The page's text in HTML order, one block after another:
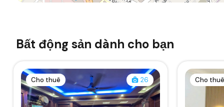
Bất động sản dành cho bạn
Cho thuê 26 Cho thuê